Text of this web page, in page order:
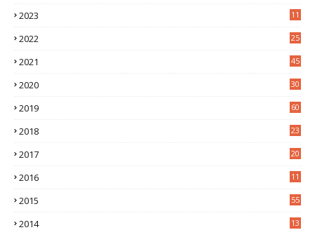
2023
11
2022
25
2021
45
2020
30
2019 60
2018
23
2017
20
2016
11
2015 55
2014
13